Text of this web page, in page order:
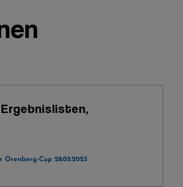
Orenberg-Cup 28.05.2023